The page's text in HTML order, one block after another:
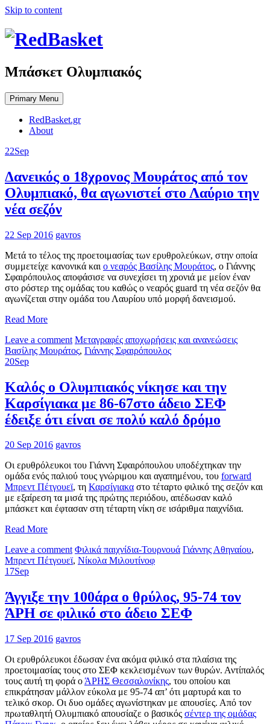
Skip to content
Μπάσκετ Ολυμπιακός
Primary Menu
RedBasket.gr
About
22Sep
Δανεικός ο 18χρονος Μουράτος από τον
Ολυμπιακό, θα αγωνιστεί στο Λαύριο την
νέα σεζόν
22 Sep 2016 gavros
Μετά το τέλος της προετοιμασίας των ερυθρολεύκων, στην οποία
συμμετείχε κανονικά και ο νεαρός Βασίλης Μουράτος, ο Γιάννης
Σφαιρόπουλος αποφάσισε να συνεχίσει τη χρονιά με μείον έναν
στο ρόστερ της ομάδας του καθώς ο νεαρός guard τη νέα σεζόν θα
αγωνίζεται στην ομάδα του Λαυρίου υπό μορφή δανεισμού.
Read More
Leave a comment Μεταγραφές αποχωρήσεις και ανανεώσεις
Βασίλης Μουράτος, Γιάννης Σφαιρόπουλος
20Sep
Καλός ο Ολυμπιακός νίκησε και την
Καρσίγιακα με 86-67στο άδειο ΣΕΦ
έδειξε ότι είναι σε πολύ καλό δρόμο
20 Sep 2016 gavros
Οι ερυθρόλευκοι του Γιάννη Σφαιρόπουλου υποδέχτηκαν την
ομάδα ενός παλιού τους γνώριμου και αγαπημένου, του forward
Μπρεντ Πέτγουεϊ, τη Καρσίγιακα στο τέταρτο φιλικό της σεζόν και
με εξαίρεση τα μισά της πρώτης περιόδου, απέδωσαν καλό
μπάσκετ και έφτασαν στη τέταρτη νίκη σε ισάριθμα παιχνίδια.
Read More
Leave a comment Φιλικά παιχνίδια-Τουρνουά Γιάννης Αθηναίου,
Μπρεντ Πέτγουεϊ, Νίκολα Μιλουτίνοφ
17Sep
Άγγιξε την 100άρα ο θρύλος, 95-74 τον
ΆΡΗ σε φιλικό στο άδειο ΣΕΦ
17 Sep 2016 gavros
Οι ερυθρόλευκοι έδωσαν ένα ακόμα φιλικό στα πλαίσια της
προετοιμασίας τους στο ΣΕΦ κεκλεισμένων των θυρών. Αντίπαλός
τους αυτή τη φορά ο ΆΡΗΣ Θεσσαλονίκης, του οποίου και
επικράτησαν μάλλον εύκολα με 95-74 απ’ ότι μαρτυρά και το
τελικό σκορ. Οι δυο ομάδες αγωνίστηκαν με απουσίες. Από τον
πρωταθλητή Ολυμπιακό απουσίαζε ο βασικός σέντερ της ομάδας